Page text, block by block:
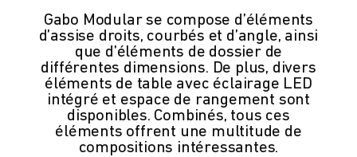
Gabo Modular se compose d’éléments
d’assise droits, courbés et d’angle, ainsi
que d’éléments de dossier de
différentes dimensions. De plus, divers
éléments de table avec éclairage LED
intégré et espace de rangement sont
disponibles. Combinés, tous ces
éléments offrent une multitude de
compositions intéressantes.